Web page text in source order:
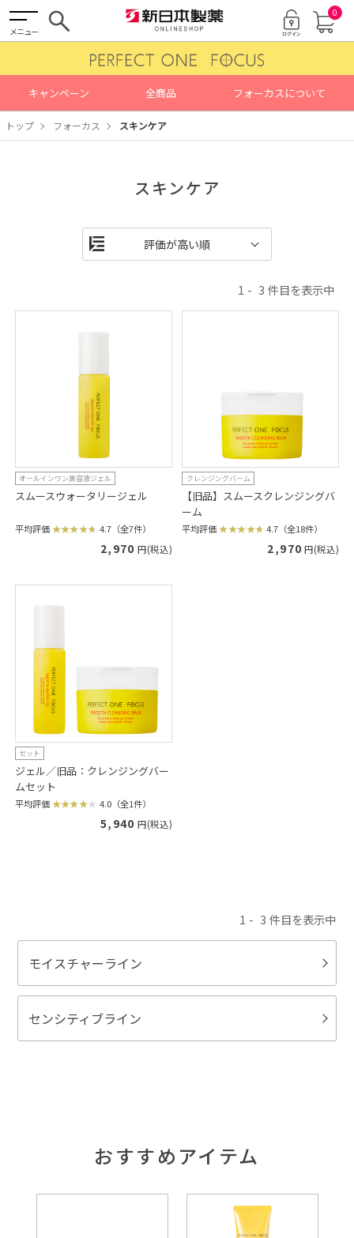
メニュー
0
キャンペーン 全商品 フォーカスについて
トップ フォーカス スキンケア
スキンケア
1 3
オールインワン美容液ジェル
スムースウォータリージェル
平均評価 4.7（全7件）
2,970 円(税込)
クレンジングバーム
【旧品】スムースクレンジングバ
ーム
平均評価 4.7（全18件）
2,970 円(税込)
セット
ジェル／旧品：クレンジングバー
ムセット
平均評価 4.0（全1件）
5,940 円(税込)
1 3
モイスチャーライン
センシティブライン
おすすめアイテム